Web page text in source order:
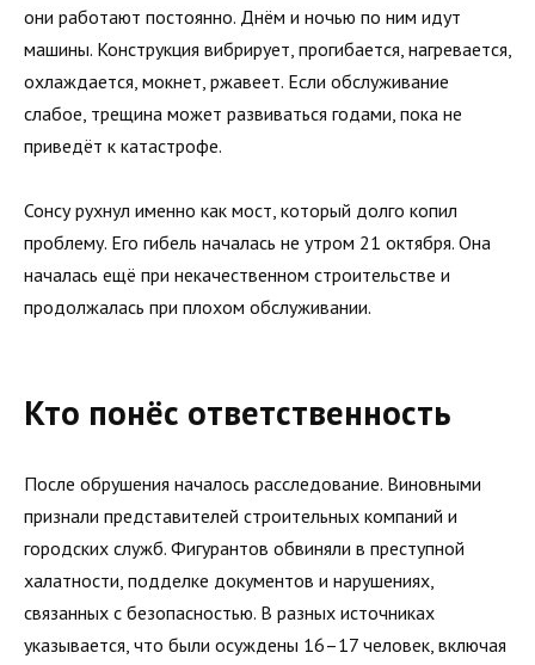
они работают постоянно. Днём и ночью по ним идут
машины. Конструкция вибрирует, прогибается, нагревается,
охлаждается, мокнет, ржавеет. Если обслуживание
слабое, трещина может развиваться годами, пока не
приведёт к катастрофе.
Сонсу рухнул именно как мост, который долго копил
проблему. Его гибель началась не утром 21 октября. Она
началась ещё при некачественном строительстве и
продолжалась при плохом обслуживании.
Кто понёс ответственность
После обрушения началось расследование. Виновными
признали представителей строительных компаний и
городских служб. Фигурантов обвиняли в преступной
халатности, подделке документов и нарушениях,
связанных с безопасностью. В разных источниках
указывается, что были осуждены 16–17 человек, включая